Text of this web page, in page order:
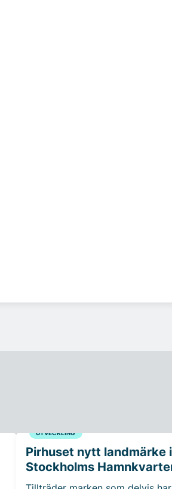
UTVECKLING
Pirhuset nytt landmärke i
Stockholms